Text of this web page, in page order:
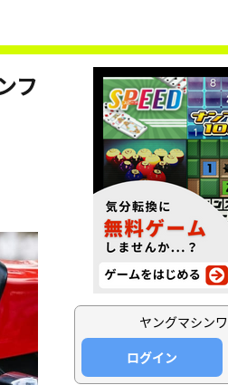
フ
ヤングマシン
ログイン